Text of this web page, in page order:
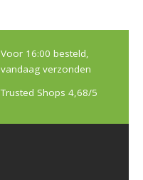
Voor 16:00 besteld,
vandaag verzonden
Trusted Shops 4,68/5